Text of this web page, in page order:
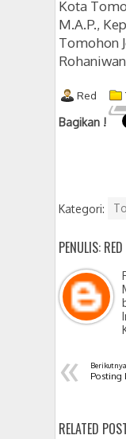
Kota
M.A.P.,
Tomohon
Red
Bagikan !
Kategori:
PENULIS: RED
« Berikutnya
Posting
RELATED